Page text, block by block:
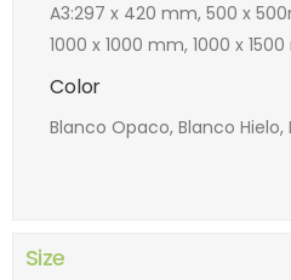
A3:297 x 420 mm, 500 x
1000 x 1000 mm, 1000 x
Color
Blanco Opaco, Blanco Hielo,
Size